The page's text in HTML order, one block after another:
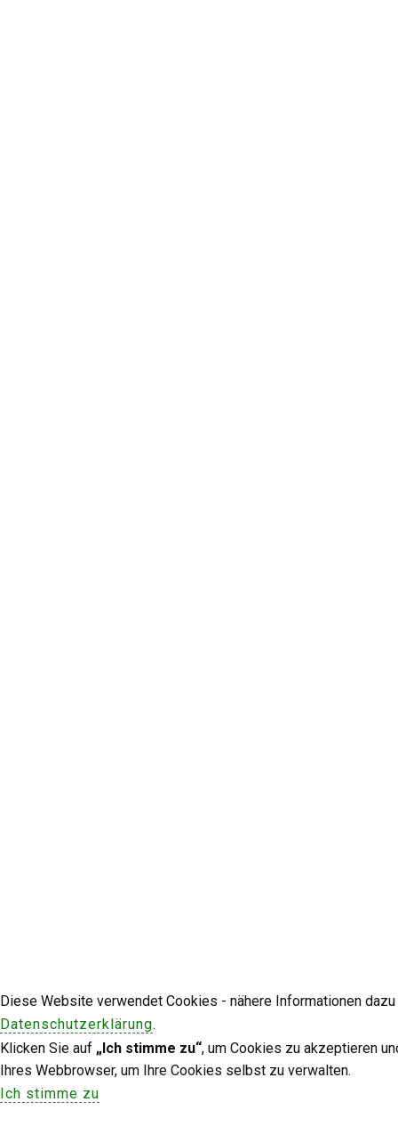
Diese Website verwendet Cookies - nähere Informationen
Datenschutzerklärung.
Klicken Sie auf „Ich stimme zu“, um Cookies zu akzeptieren
Ihres Webbrowser, um Ihre Cookies selbst zu verwalten.
Ich stimme zu